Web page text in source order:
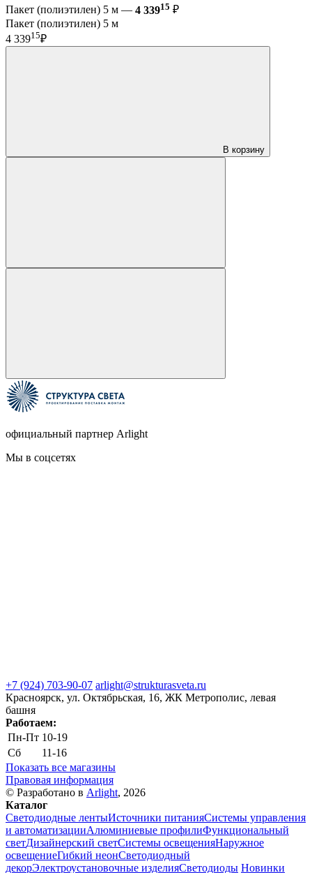
Пакет (полиэтилен) 5 м — 4 33915 ₽
Пакет (полиэтилен) 5 м
4 33915₽
В корзину
официальный партнер Arlight
Мы в соцсетях
+7 (924) 703-90-07 arlight@strukturasveta.ru
Красноярск, ул. Октябрьская, 16, ЖК Метрополис, левая
башня
Работаем:
Пн-Пт 10-19
Сб
11-16
Показать все магазины
Правовая информация
© Разработано в Arlight, 2026
Каталог
Светодиодные лентыИсточники питанияСистемы управления
и автоматизацииАлюминиевые профилиФункциональный
светДизайнерский светСистемы освещенияНаружное
освещениеГибкий неонСветодиодный
декорЭлектроустановочные изделияСветодиоды Новинки